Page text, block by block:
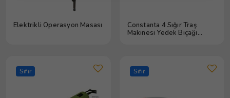
Elektrikli Operasyon Masası
Constanta 4 Sığır Traş
Makinesi Yedek Bıçağı
Sıfır Sıfır